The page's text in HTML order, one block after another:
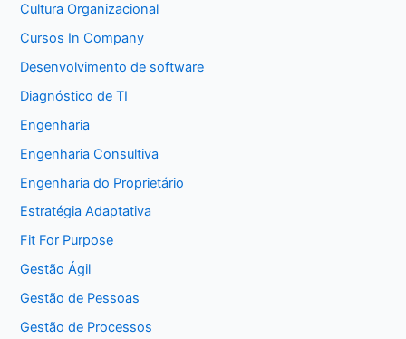
Cultura Organizacional
Cursos In Company
Desenvolvimento de software
Diagnóstico de TI
Engenharia
Engenharia Consultiva
Engenharia do Proprietário
Estratégia Adaptativa
Fit For Purpose
Gestão Ágil
Gestão de Pessoas
Gestão de Processos